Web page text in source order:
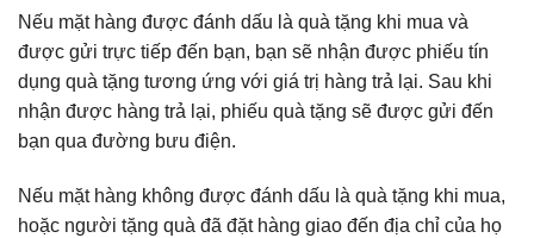
Nếu mặt hàng được đánh dấu là quà tặng khi mua và
được gửi trực tiếp đến bạn, bạn sẽ nhận được phiếu tín
dụng quà tặng tương ứng với giá trị hàng trả lại. Sau khi
nhận được hàng trả lại, phiếu quà tặng sẽ được gửi đến
bạn qua đường bưu điện.
Nếu mặt hàng không được đánh dấu là quà tặng khi mua,
hoặc người tặng quà đã đặt hàng giao đến địa chỉ của họ